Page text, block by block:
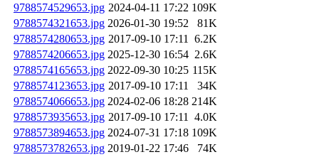
9788574529653.jpg 2024-04-11 17:22 109K
9788574321653.jpg 2026-01-30 19:52
81K
9788574280653.jpg 2017-09-10 17:11 6.2K
9788574206653.jpg 2025-12-30 16:54 2.6K
9788574165653.jpg 2022-09-30 10:25 115K
9788574123653.jpg 2017-09-10 17:11
34K
9788574066653.jpg 2024-02-06 18:28 214K
9788573935653.jpg 2017-09-10 17:11 4.0K
9788573894653.jpg 2024-07-31 17:18 109K
9788573782653.jpg 2019-01-22 17:46
74K